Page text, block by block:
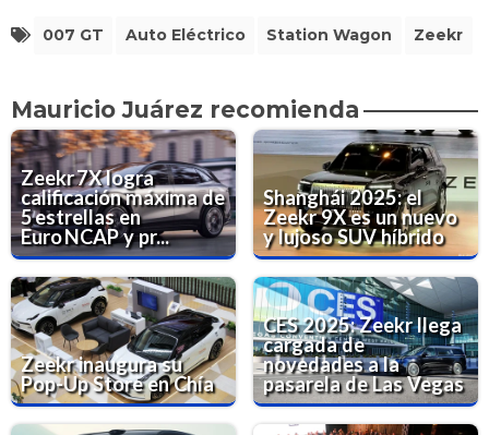
007 GT Auto Eléctrico Station Wagon Zeekr
Mauricio Juárez recomienda
Zeekr 7X logra
calificación máxima de
5 estrellas en
Euro NCAP y pr...
Shanghái 2025: el
Zeekr 9X es un nuevo
y lujoso SUV híbrido
Zeekr inaugura su
Pop-Up Store en Chía
CES 2025: Zeekr llega
cargada de
novedades a la
pasarela de Las Vegas